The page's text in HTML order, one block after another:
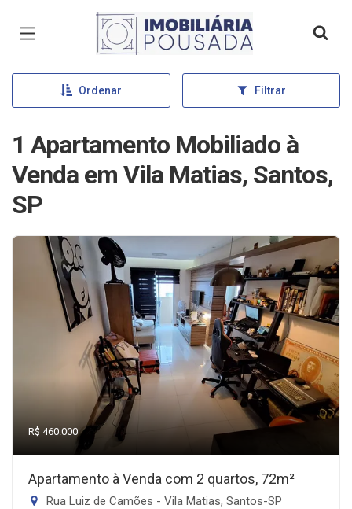
Página inicial
Ordenar Filtrar
1 Apartamento Mobiliado à
Venda em Vila Matias, Santos,
SP
R$ 460.000
Apartamento à Venda com 2 quartos, 72m²
Rua Luiz de Camões - Vila Matias, Santos-SP